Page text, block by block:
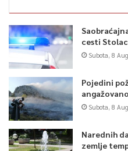
cesti
Subota, 8
Pojedini
Subota, 8
Narednih
zemlje